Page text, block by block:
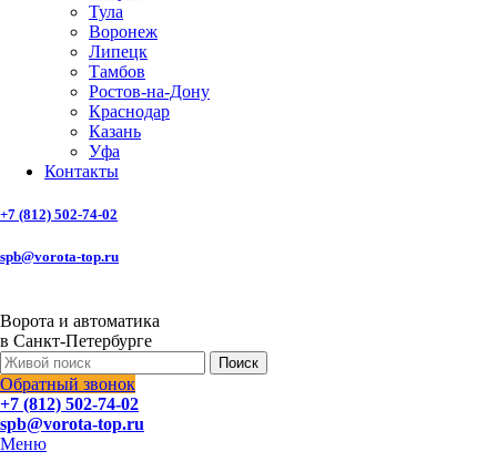
Тула
Воронеж
Липецк
Тамбов
Ростов-на-Дону
Краснодар
Казань
Уфа
Контакты
+7 (812) 502-74-02
spb@vorota-top.ru
Ворота и автоматика
в Санкт-Петербурге
Поиск
Обратный звонок
+7 (812) 502-74-02
spb@vorota-top.ru
Меню